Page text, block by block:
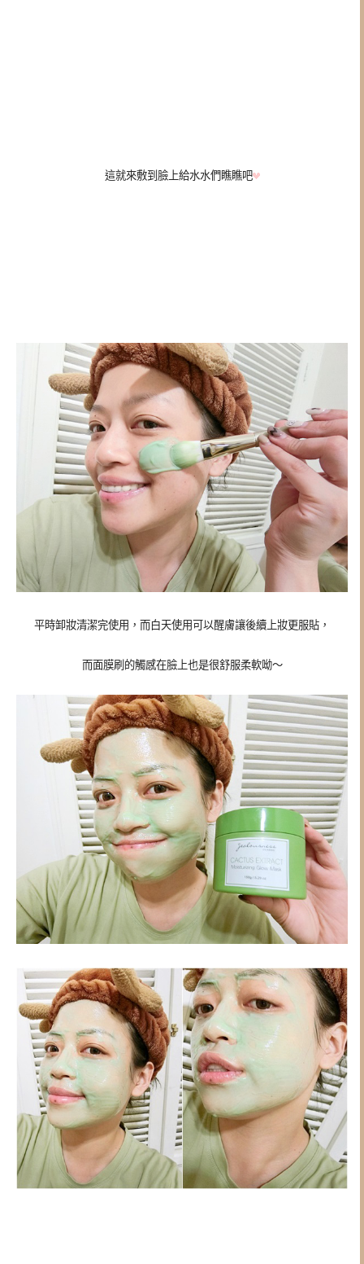
這就來敷到臉上給水水們瞧瞧吧
平時卸妝清潔完使用，而白天使用可以醒膚讓後續上妝更服貼，
而面膜刷的觸感在臉上也是很舒服柔軟呦～